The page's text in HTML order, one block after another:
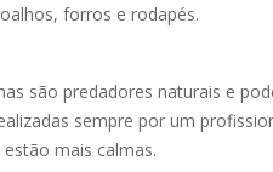
forros e rodapés.
são predadores naturais e
sempre por um
mais calmas.